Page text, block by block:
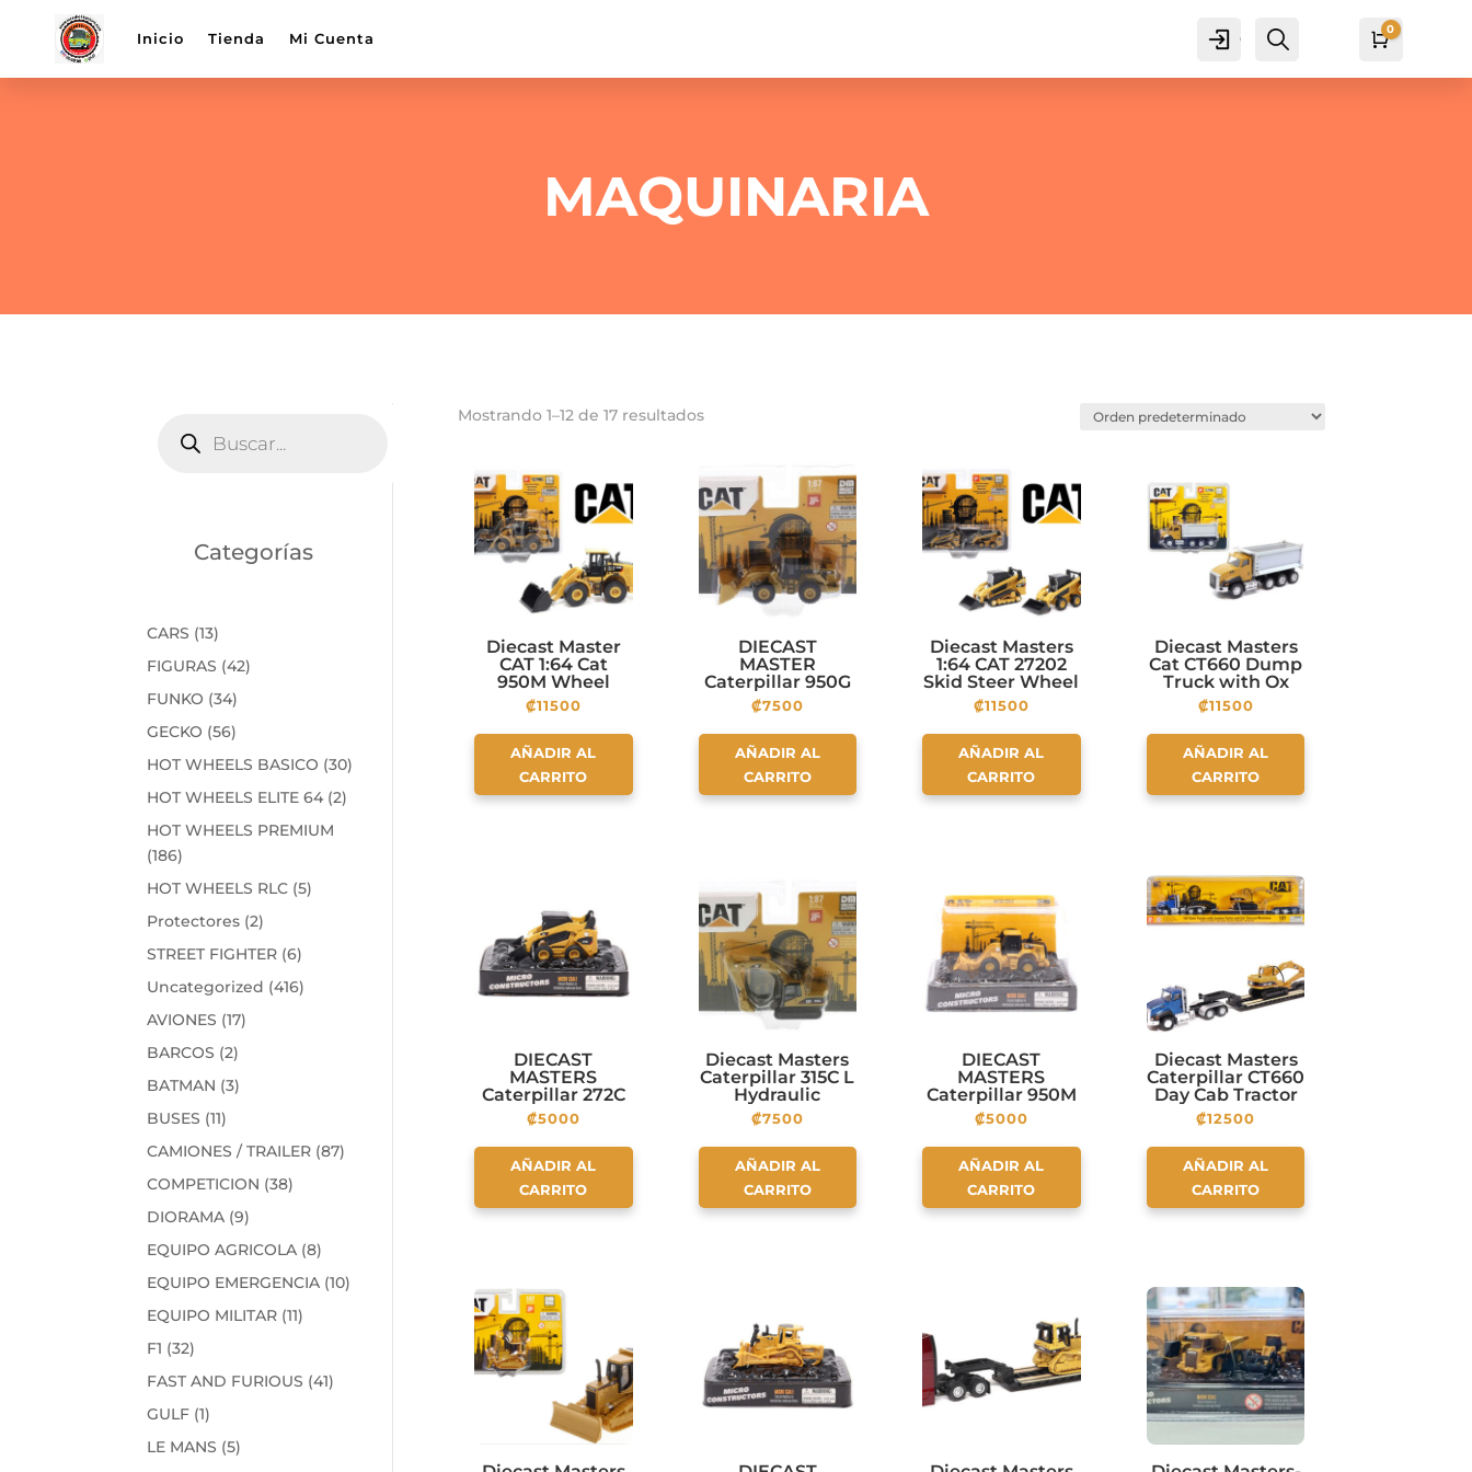
Inicio Tienda Mi Cuenta Cuenta Carro
0
MAQUINARIA
PRODUCTOS
Categorías
CARS 1313
productos
FIGURAS 4242
FUNKO 3434
productos
GECKO 5656
productos
HOT WHEELS BASICO 3030
HOT WHEELS ELITE 64 22
HOT WHEELS PREMIUM
186186
productos
HOT WHEELS RLC 55
Protectores 22
productos
STREET FIGHTER 66
productos
Uncategorized 416416
AVIONES 1717
BARCOS 22
productos
BATMAN 33
BUSES 1111
productos
CAMIONES / TRAILER 8787
COMPETICION 3838
DIORAMA 99
productos
EQUIPO AGRICOLA 88
productos
EQUIPO EMERGENCIA 1010
EQUIPO MILITAR 1111
F1 3232
productos
FAST AND FURIOUS 4141
GULF 11
producto
LE MANS 55
Mostrando 1–12 de 17 resultados
Diecast Master
CAT 1:64 Cat
950M Wheel
Loader
₡11500
AÑADIR AL
CARRITO
DIECAST
MASTER
Caterpillar 950G
Series II Wheel
Loader
₡7500
AÑADIR AL
CARRITO
Diecast Masters
1:64 CAT 27202
Skid Steer Wheel
Loader and
29702 Multi
TerrainTrack
Loader Twin
Pack
₡11500
AÑADIR AL
CARRITO
Diecast Masters
Cat CT660 Dump
Truck with Ox
Dump Body
₡11500
AÑADIR AL
CARRITO
DIECAST
MASTERS
Caterpillar 272C
Skid Steer
Loader – Micro-
Constructor
Series Includes
acrylic display
base!
₡5000
AÑADIR AL
CARRITO
Diecast Masters
Caterpillar 315C L
Hydraulic
Excavator – Big
Box Series
Individual Blister
Packaging
₡7500
AÑADIR AL
CARRITO
DIECAST
MASTERS
Caterpillar 950M
Wheel Loader –
Micro-
Constructor
Series Includes
acrylic display
base!
₡5000
AÑADIR AL
CARRITO
Diecast Masters
Caterpillar CT660
Day Cab Tractor
with Lowboy
Trailer and
Caterpillar 315C L
Hydraulic
Excavator
₡12500
AÑADIR AL
CARRITO